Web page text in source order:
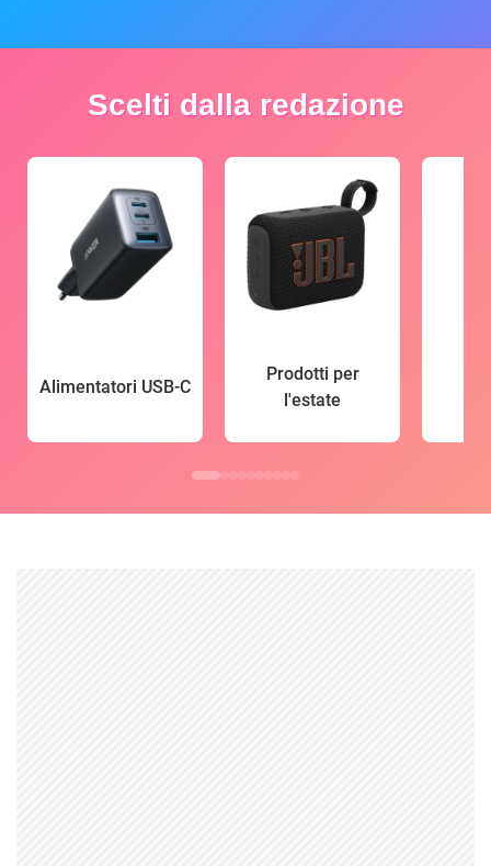
Scelti dalla redazione
Alimentatori USB-C
Prodotti per
l'estate